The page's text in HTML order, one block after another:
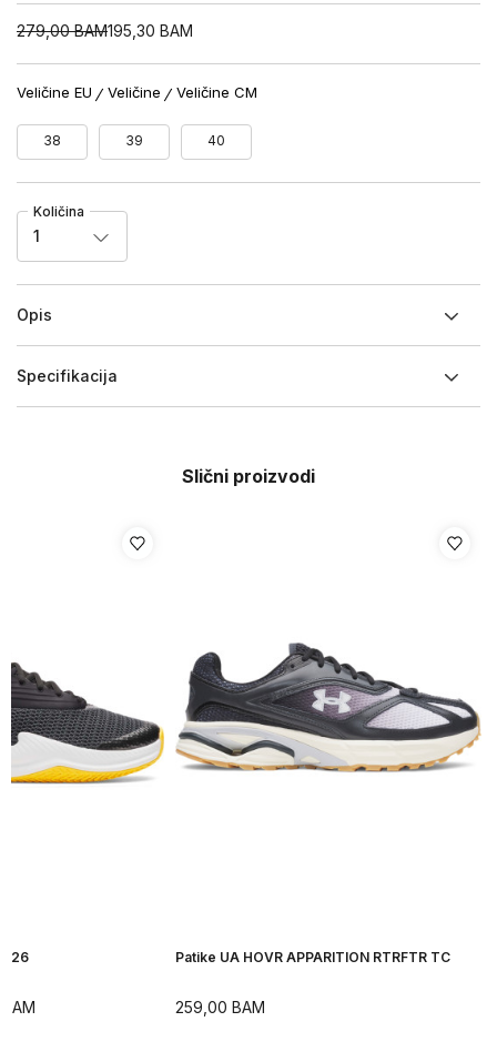
279,00 BAM195,30 BAM
Veličine EU Veličine Veličine CM
38 39 40
Količina
1
Opis
Specifikacija
Slični proizvodi
26
BAM
Patike UA HOVR APPARITION RTRFTR TC
259,00 BAM